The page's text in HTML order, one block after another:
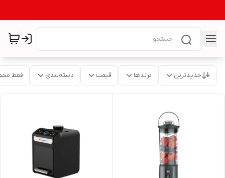
جدیدترین برندها قیمت دسته‌بندی فقط